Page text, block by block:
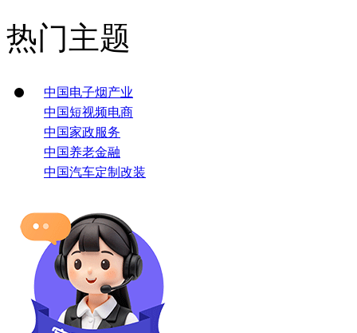
热门主题
中国电子烟产业
中国短视频电商
中国家政服务
中国养老金融
中国汽车定制改装